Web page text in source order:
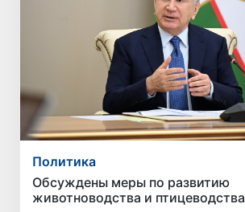
Политика
Обсуждены меры по развитию
животноводства и птицеводства